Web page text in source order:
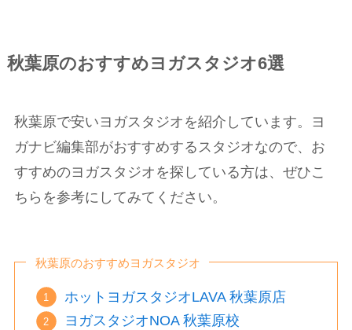
秋葉原のおすすめヨガスタジオ6選
秋葉原で安いヨガスタジオを紹介しています。ヨ
ガナビ編集部がおすすめするスタジオなので、お
すすめのヨガスタジオを探している方は、ぜひこ
ちらを参考にしてみてください。
秋葉原のおすすめヨガスタジオ
ホットヨガスタジオLAVA 秋葉原店
ヨガスタジオNOA 秋葉原校